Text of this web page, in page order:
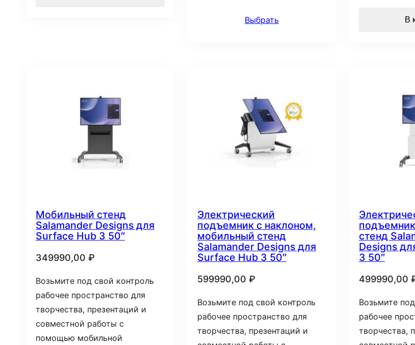
Выбрать В
Мобильный стенд
Salamander Designs для
Surface Hub 3 50″
349990,00 ₽
Возьмите под свой контроль
рабочее пространство для
творчества, презентаций и
совместной работы с
помощью мобильной
Электрический
подъемник с наклоном,
мобильный стенд
Salamander Designs для
Surface Hub 3 50″
599990,00 ₽
Возьмите под свой контроль
рабочее пространство для
творчества, презентаций и
стенд
Designs
3 50″
499990,00
Возьмите
рабочее
творчества,